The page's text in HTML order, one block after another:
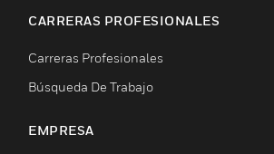
CARRERAS PROFESIONALES
Carreras Profesionales
Búsqueda De Trabajo
EMPRESA